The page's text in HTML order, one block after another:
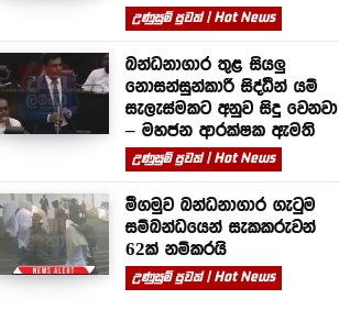
උණුසුම් පුවත් | Hot News
බන්ධනාගාර තුළ සියලු
නොසන්සුන්කාරී සිද්ධීන් යම්
සැලැස්මකට අනුව සිදු වෙනවා
– මහජන ආරක්ෂක ඇමති
උණුසුම් පුවත් | Hot News
මීගමුව බන්ධනාගාර ගැටුම
සම්බන්ධයෙන් සැකකරුවන්
62ක් නම්කරයි
උණුසුම් පුවත් | Hot News